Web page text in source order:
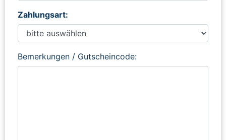
Zahlungsart:
Bemerkungen / Gutscheincode: